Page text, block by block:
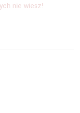
nie wiesz!